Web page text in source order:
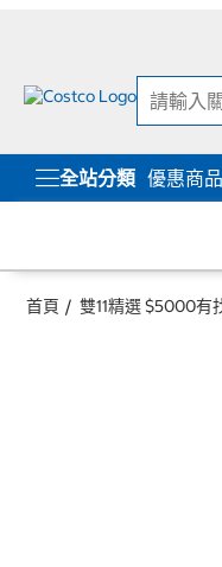
全站分類 優惠商品
首頁 雙11精選 $5000有